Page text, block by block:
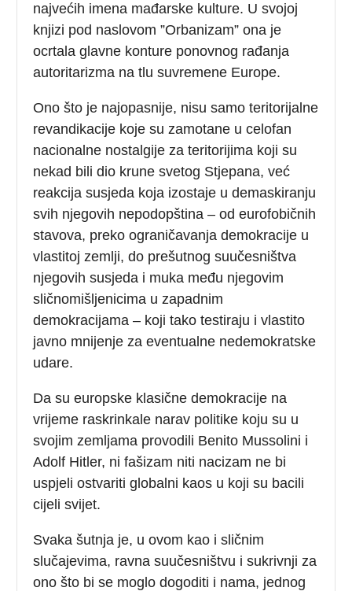
najvećih imena mađarske kulture. U svojoj
knjizi pod naslovom ”Orbanizam” ona je
ocrtala glavne konture ponovnog rađanja
autoritarizma na tlu suvremene Europe.
Ono što je najopasnije, nisu samo teritorijalne
revandikacije koje su zamotane u celofan
nacionalne nostalgije za teritorijima koji su
nekad bili dio krune svetog Stjepana, već
reakcija susjeda koja izostaje u demaskiranju
svih njegovih nepodopština – od eurofobičnih
stavova, preko ograničavanja demokracije u
vlastitoj zemlji, do prešutnog suučesništva
njegovih susjeda i muka među njegovim
sličnomišljenicima u zapadnim
demokracijama – koji tako testiraju i vlastito
javno mnijenje za eventualne nedemokratske
udare.
Da su europske klasične demokracije na
vrijeme raskrinkale narav politike koju su u
svojim zemljama provodili Benito Mussolini i
Adolf Hitler, ni fašizam niti nacizam ne bi
uspjeli ostvariti globalni kaos u koji su bacili
cijeli svijet.
Svaka šutnja je, u ovom kao i sličnim
slučajevima, ravna suučesništvu i sukrivnji za
ono što bi se moglo dogoditi i nama, jednog